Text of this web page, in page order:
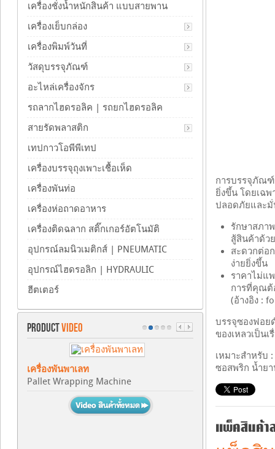
การบรรจุภัณ
ยิ่งขึ้น โดยเฉ
ปลอดภัยและมั่
รักษาสภา
สู้สินค้าด้ว
สะดวกต่อ
ง่ายยิ่งขึ้น
ราคาไม่แ
การที่คุณต้
(อ้างอิง :
บรรจุซองฟอย
ของเหลวเป็น
เหมาะสำหรับ
ซอสพริก น้ำย
แพ็คสินค้า
เครื่องชั่งน้ำหนักสินค้า แบบสายพาน
เครื่องเย็บกล่อง
เครื่องพิมพ์วันที่
วัสดุบรรจุภัณฑ์
อะไหล่เครื่องจักร
รถลากไฮดรอลิค | รถยกไฮดรอลิค
สายรัดพลาสติก
เทปกาวโอพีพีเทป
เครื่องบรรจุถุงเพาะเชื้อเห็ด
เครื่องพันท่อ
เครื่องห่อถาดอาหาร
เครื่องติดฉลาก สติ๊กเกอร์อัตโนมัติ
อุปกรณ์ลมนิวเมติกส์ | PNEUMATIC
อุปกรณ์ไฮดรอลิก | HYDRAULIC
ฮีตเตอร์
PRODUCTVIDEO
เครื่องพันพาเลท
Pallet Wrapping Machine